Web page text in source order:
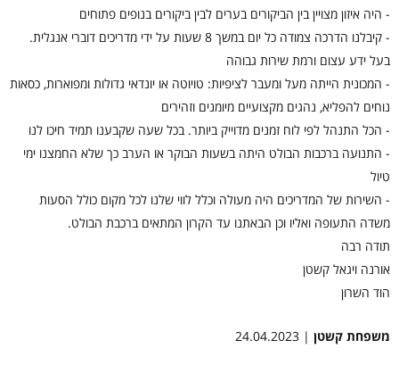
- היה איזון מצויין בין הביקורים בערים לבין ביקורים בנופים פתוחים
- קיבלנו הדרכה צמודה כל יום במשך 8 שעות על ידי מדריכים דוברי אנגלית.
בעל ידע עצום ורמת שירות גבוהה
- המכונית הייתה מעל ומעבר לציפיות: טויוטה או יונדאי גדולות ומפוארות, כסאות
נוחים להפליא, נהגים מקצועיים מיומנים וזהירים
- הכל התנהל לפי לוח זמנים מדוייק ביותר. בכל שעה שקבענו תמיד חיכו לנו
- התנועה ברכבות הבולט היתה בשעות הבוקר או הערב כך שלא החמצנו ימי
טיול
- השירות של המדריכים היה מעולה וכלל לווי שלנו לכל מקום כולל הסעות
משדה התעופה ואליו וכן הבאתנו עד הקרון המתאים ברכבת הבולט.
תודה רבה
אורנה ויגאל קשטן
הוד השרון
משפחת קשטן | 24.04.2023